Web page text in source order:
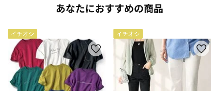
あなたにおすすめの商品
イチオシ イチオシ